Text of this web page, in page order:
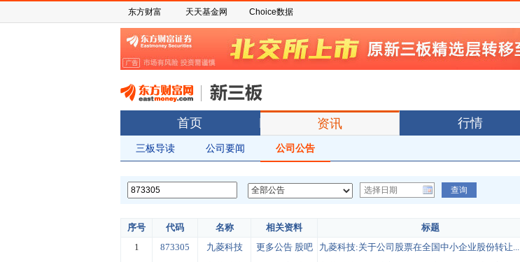
东方财富 天天基金网 Choice数据
首页 资讯 行情
三板导读 公司要闻 公司公告
序号 代码 名称 相关资料 标题
1
873305 九菱科技 更多公告 股吧 九菱科技:关于公司股票在全国中小企业股份转让...